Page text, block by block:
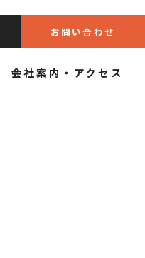
お問い合わせ
会社案内・アクセス